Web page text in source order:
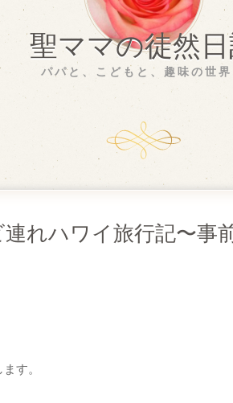
聖ママの徒然
パパと、こどもと、趣味の世
れハワイ旅行記〜事
す。